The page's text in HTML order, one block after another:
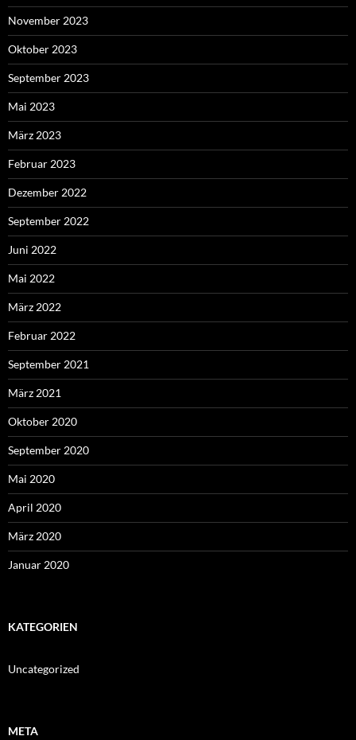
November 2023
Oktober 2023
September 2023
Mai 2023
März 2023
Februar 2023
Dezember 2022
September 2022
Juni 2022
Mai 2022
März 2022
Februar 2022
September 2021
März 2021
Oktober 2020
September 2020
Mai 2020
April 2020
März 2020
Januar 2020
KATEGORIEN
Uncategorized
META